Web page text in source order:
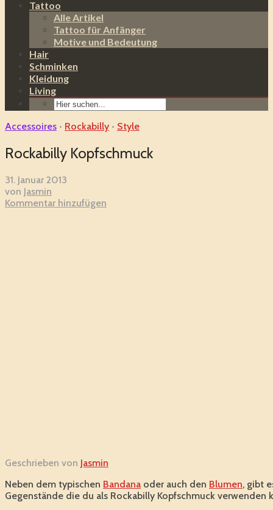
Tattoo
Alle Artikel
Tattoo für Anfänger
Motive und Bedeutung
Hair
Schminken
Kleidung
Living
Accessoires • Rockabilly • Style
Rockabilly Kopfschmuck
31. Januar 2013
von Jasmin
Kommentar hinzufügen
Geschrieben von Jasmin
Neben dem typischen Bandana oder auch den Blumen, gibt
Gegenstände die du als Rockabilly Kopfschmuck verwenden